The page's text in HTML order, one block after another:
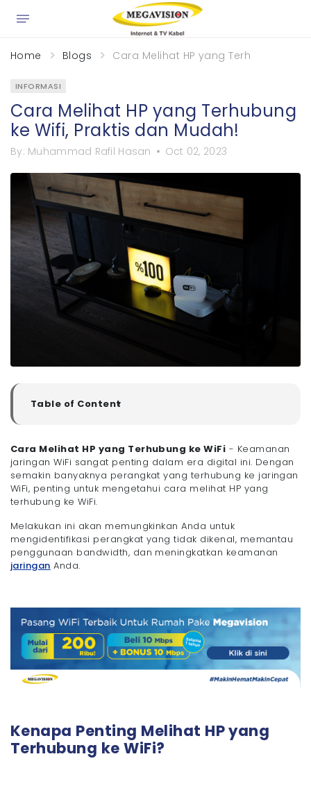
Home Blogs Cara Melihat HP yang Terhubung ke
INFORMASI
Cara Melihat HP yang Terhubung
ke Wifi, Praktis dan Mudah!
By: Muhammad Rafil Hasan Oct 02, 2023
Table of Content
▼
Kenapa Penting Melihat HP yang Terhubung ke WiFi?
Cara Melihat HP yang Terhubung ke WiFi
- 1. Cara Melihat HP yang Terhubung ke WiFi Melalui
Router
- 2. Cara Melihat HP yang Terhubung ke WiFi
Kesimpulan
Cara Melihat HP yang Terhubung ke WiFi - Keamanan
jaringan WiFi sangat penting dalam era digital ini. Dengan
semakin banyaknya perangkat yang terhubung ke jaringan
WiFi, penting untuk mengetahui cara melihat HP yang
terhubung ke WiFi.
Melakukan ini akan memungkinkan Anda untuk
mengidentifikasi perangkat yang tidak dikenal, memantau
penggunaan bandwidth, dan meningkatkan keamanan
jaringan Anda.
Kenapa Penting Melihat HP yang
Terhubung ke WiFi?